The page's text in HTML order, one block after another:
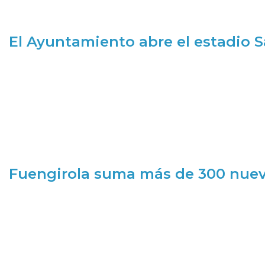
El Ayuntamiento abre el estadio
Fuengirola suma más de 300